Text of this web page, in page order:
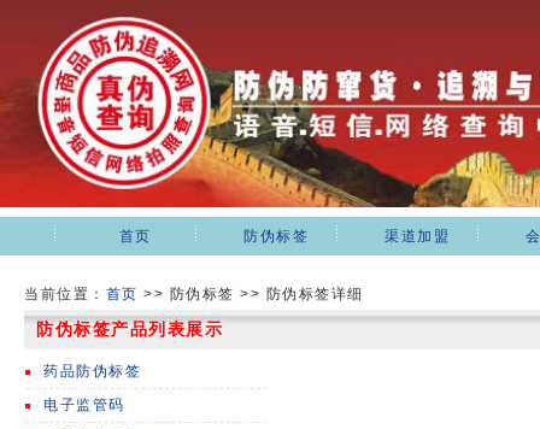
首页 防伪标签 渠道加盟
当前位置： 首页 >> 防伪标签 >> 防伪标签详细
防伪标签产品列表展示
药品防伪标签
电子监管码